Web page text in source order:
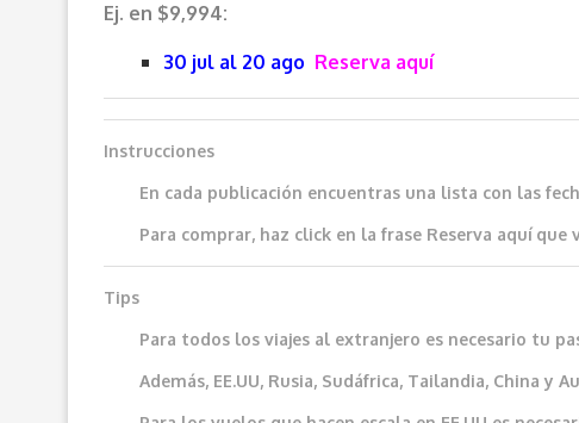
Ej. en $9,994:
30 jul al 20 ago Reserva aquí
Instrucciones
En cada publicación encuentras una lista con las
Para comprar, haz click en la frase Reserva aquí que
Tips
Para todos los viajes al extranjero es necesario tu
Además, EE.UU, Rusia, Sudáfrica, Tailandia, China